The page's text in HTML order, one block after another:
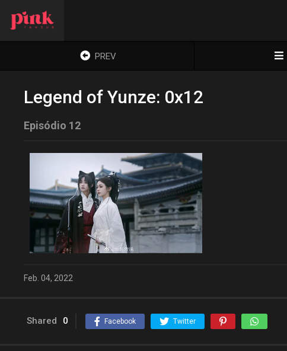
PREV
Legend of Yunze: 0x12
Episódio 12
Feb. 04, 2022
Shared 0 Facebook Twitter